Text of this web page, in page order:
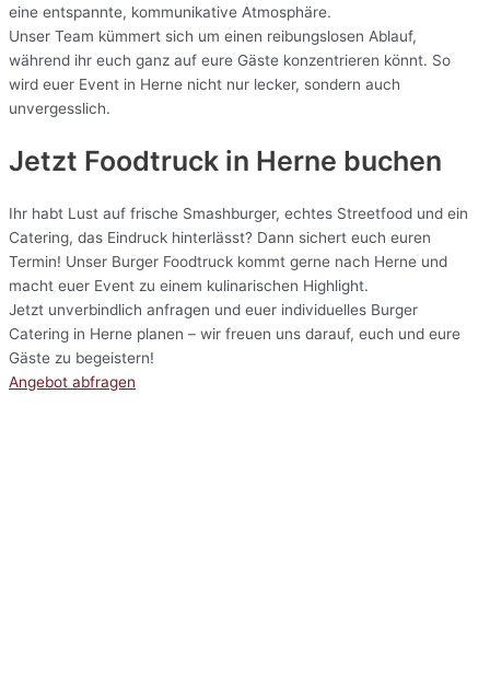
eine entspannte, kommunikative Atmosphäre.
Unser Team kümmert sich um einen reibungslosen Ablauf,
während ihr euch ganz auf eure Gäste konzentrieren könnt. So
wird euer Event in Herne nicht nur lecker, sondern auch
unvergesslich.
Jetzt Foodtruck in Herne buchen
Ihr habt Lust auf frische Smashburger, echtes Streetfood und ein
Catering, das Eindruck hinterlässt? Dann sichert euch euren
Termin! Unser Burger Foodtruck kommt gerne nach Herne und
macht euer Event zu einem kulinarischen Highlight.
Jetzt unverbindlich anfragen und euer individuelles Burger
Catering in Herne planen – wir freuen uns darauf, euch und eure
Gäste zu begeistern!
Angebot abfragen